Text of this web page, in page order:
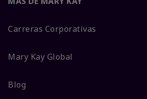
Carreras Corporativas
Mary Kay Global
Blog